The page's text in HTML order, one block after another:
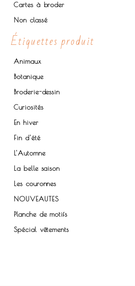
Cartes à broder
Non classé
Étiquettes produit
Animaux
Botanique
Broderie-dessin
Curiosités
En hiver
Fin d'été
L'Automne
La belle saison
Les couronnes
NOUVEAUTES
Planche de motifs
Spécial vêtements